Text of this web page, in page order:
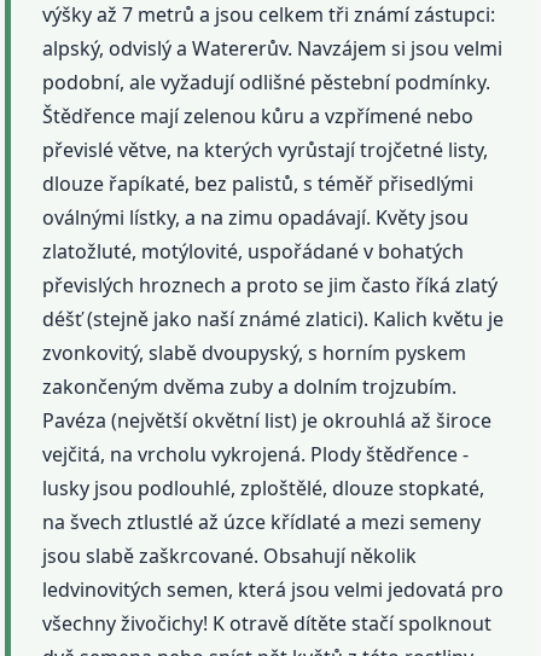
výšky až 7 metrů a jsou celkem tři známí zástupci:
alpský, odvislý a Watererův. Navzájem si jsou velmi
podobní, ale vyžadují odlišné pěstební podmínky.
Štědřence mají zelenou kůru a vzpřímené nebo
převislé větve, na kterých vyrůstají trojčetné listy,
dlouze řapíkaté, bez palistů, s téměř přisedlými
oválnými lístky, a na zimu opadávají. Květy jsou
zlatožluté, motýlovité, uspořádané v bohatých
převislých hroznech a proto se jim často říká zlatý
déšť (stejně jako naší známé zlatici). Kalich květu je
zvonkovitý, slabě dvoupyský, s horním pyskem
zakončeným dvěma zuby a dolním trojzubím.
Pavéza (největší okvětní list) je okrouhlá až široce
vejčitá, na vrcholu vykrojená. Plody štědřence -
lusky jsou podlouhlé, zploštělé, dlouze stopkaté,
na švech ztlustlé až úzce křídlaté a mezi semeny
jsou slabě zaškrcované. Obsahují několik
ledvinovitých semen, která jsou velmi jedovatá pro
všechny živočichy! K otravě dítěte stačí spolknout